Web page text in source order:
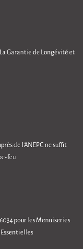
Garantie de Longévité et
de l’ANEPC ne suffit
feu
pour les Menuiseries